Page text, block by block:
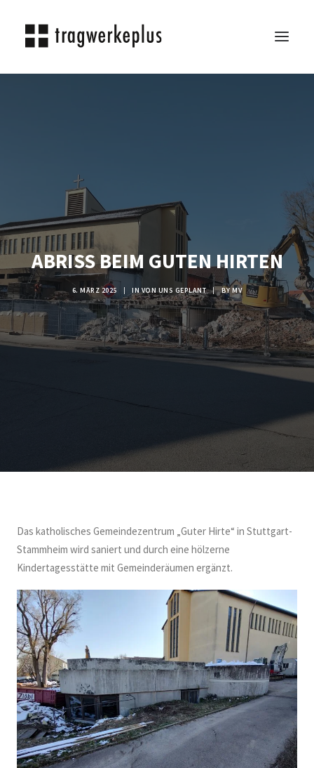
KONTAKT
SEARCH
ABRISS BEIM GUTEN HIRTEN
6. MÄRZ 2025 | INVON UNS GEPLANT | BYMV
Das katholisches Gemeindezentrum „Guter Hirte“ in Stuttgart-
Stammheim wird saniert und durch eine hölzerne
Kindertagesstätte mit Gemeinderäumen ergänzt.